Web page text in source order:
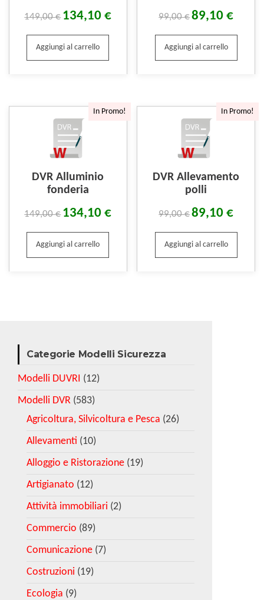
149,00€ 134,10€
Aggiungi al carrello
99,00€89,10€
Aggiungi al carrello
In Promo!
DVR Alluminio
fonderia
149,00€ 134,10€
Aggiungi al carrello
In Promo!
DVR Allevamento
polli
99,00€89,10€
Aggiungi al carrello
Categorie Modelli Sicurezza
Modelli DUVRI (12)
Modelli DVR (583)
Agricoltura, Silvicoltura e Pesca (26)
Allevamenti (10)
Alloggio e Ristorazione (19)
Artigianato (12)
Attività immobiliari (2)
Commercio (89)
Comunicazione (7)
Costruzioni (19)
Ecologia (9)